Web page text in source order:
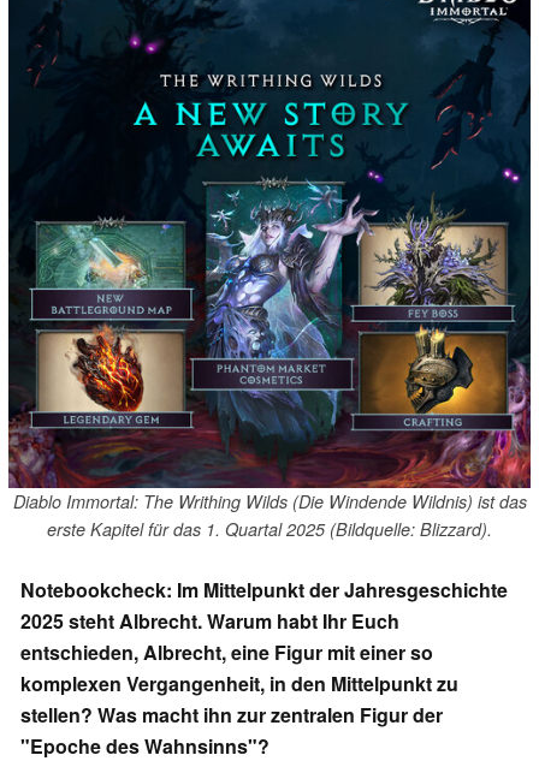
Diablo Immortal: The Writhing Wilds (Die Windende Wildnis) ist das
erste Kapitel für das 1. Quartal 2025 (Bildquelle: Blizzard).
Notebookcheck: Im Mittelpunkt der Jahresgeschichte
2025 steht Albrecht. Warum habt Ihr Euch
entschieden, Albrecht, eine Figur mit einer so
komplexen Vergangenheit, in den Mittelpunkt zu
stellen? Was macht ihn zur zentralen Figur der
"Epoche des Wahnsinns"?